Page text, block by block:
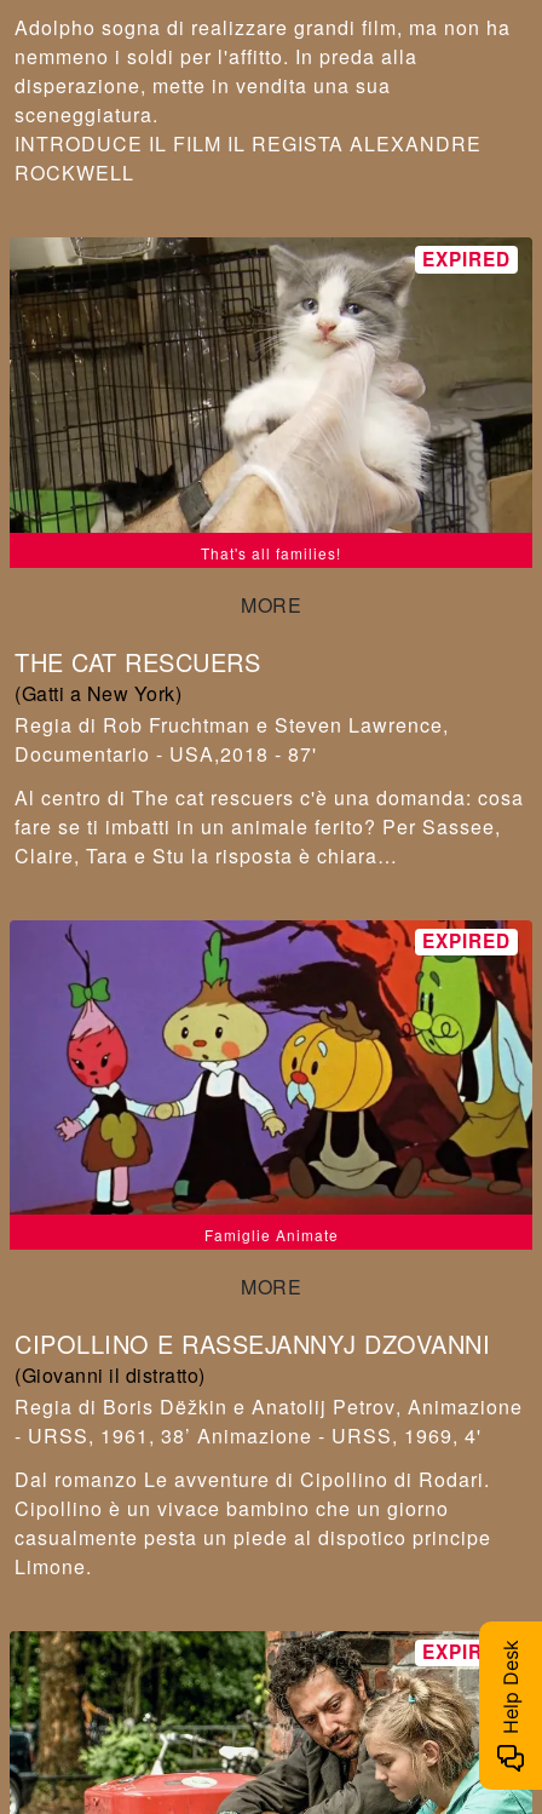
Adolpho sogna di realizzare grandi film, ma non ha
nemmeno i soldi per l'affitto. In preda alla
disperazione, mette in vendita una sua
sceneggiatura.
INTRODUCE IL FILM IL REGISTA ALEXANDRE
ROCKWELL
That's all families!
THE CAT RESCUERS
(Gatti a New York)
Rob Fruchtman e Steven Lawrence,
Documentario - USA,2018 - 87'
Al centro di The cat rescuers c'è una domanda: cosa
fare se ti imbatti in un animale ferito? Per Sassee,
Claire, Tara e Stu la risposta è chiara…
Famiglie Animate
CIPOLLINO E RASSEJANNYJ DZOVANNI
(Giovanni il distratto)
Boris Dëžkin e Anatolij Petrov, Animazione
- URSS, 1961, 38’ Animazione - URSS, 1969, 4'
Dal romanzo Le avventure di Cipollino di Rodari.
Cipollino è un vivace bambino che un giorno
casualmente pesta un piede al dispotico principe
Limone.
Help Desk